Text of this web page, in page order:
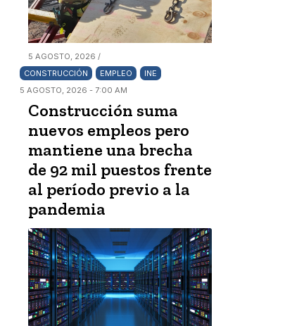
5 AGOSTO, 2026 /
CONSTRUCCIÓN
EMPLEO
INE
5 AGOSTO, 2026 - 7:00 AM
Construcción suma
nuevos empleos pero
mantiene una brecha
de 92 mil puestos frente
al período previo a la
pandemia